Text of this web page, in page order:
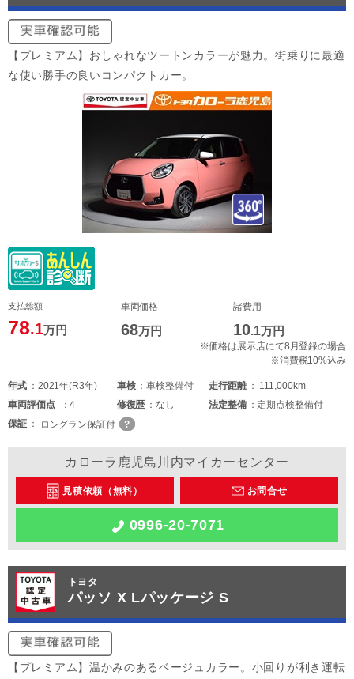
【プレミアム】おしゃれなツートンカラーが魅力。街乗りに最適
な使い勝手の良いコンパクトカー。
支払総額
78.1万円
車両価格
68万円
諸費用
10.1万円
※価格は展示店にて8月登録の場合
※消費税10%込み
年式 2021年(R3年) 車検 車検整備付 走行距離
111,000km
車両評価点 4 修復歴 なし 法定整備
定期点検整備付
保証
ロングラン保証付
カローラ鹿児島川内マイカーセンター
見積依頼（無料） お問合せ
0996-20-7071
トヨタ
パッソ X Lパッケージ S
【プレミアム】温かみのあるベージュカラー。小回りが利き運転